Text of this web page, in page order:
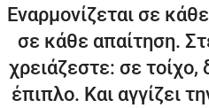
Εναρμονίζεται σε
σε κάθε απαίτηση.
χρειάζεστε: σε
έπιπλο. Και αγγίζει